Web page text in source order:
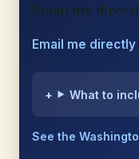
Email me
Email me
What to
See the